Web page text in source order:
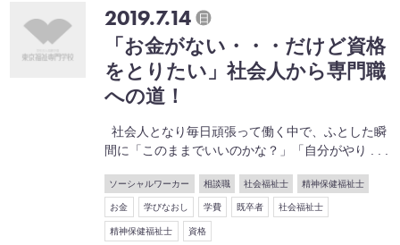
2019.7.14 日
「お金がない・・・だけど資格
をとりたい」社会人から専門職
への道！
社会人となり毎日頑張って働く中で、ふとした瞬
間に「このままでいいのかな？」「自分がやり . . .
ソーシャルワーカー 相談職 社会福祉士 精神保健福祉士
お金 学びなおし 学費 既卒者 社会福祉士
精神保健福祉士 資格